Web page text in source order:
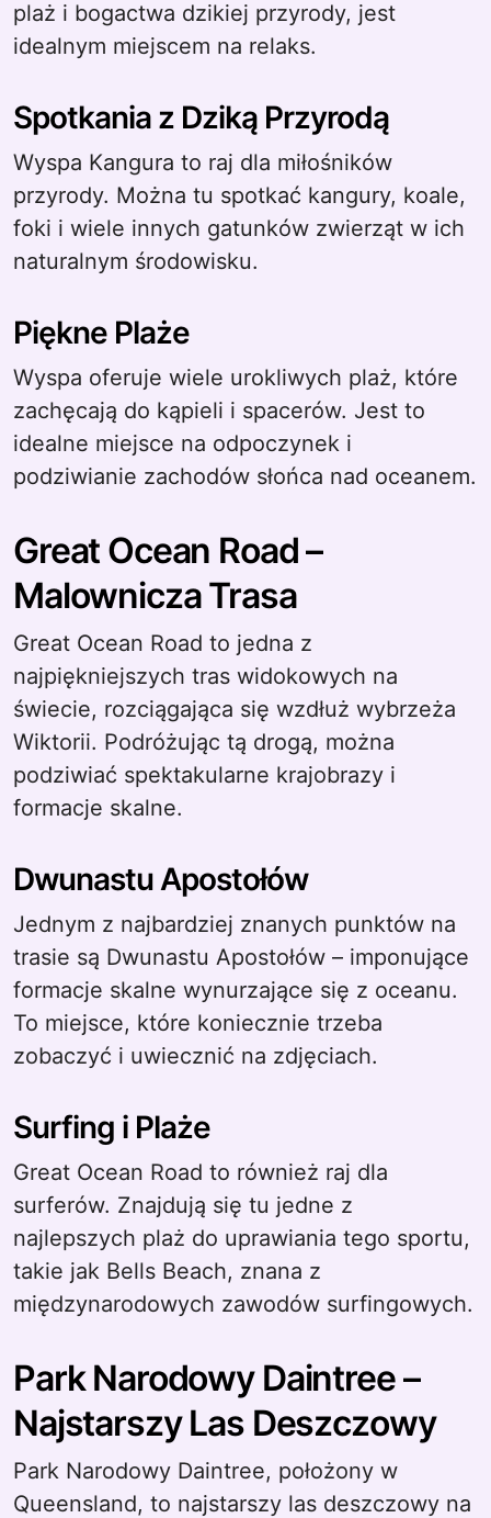
plaż i bogactwa dzikiej przyrody, jest
idealnym miejscem na relaks.
Spotkania z Dziką Przyrodą
Wyspa Kangura to raj dla miłośników
przyrody. Można tu spotkać kangury, koale,
foki i wiele innych gatunków zwierząt w ich
naturalnym środowisku.
Piękne Plaże
Wyspa oferuje wiele urokliwych plaż, które
zachęcają do kąpieli i spacerów. Jest to
idealne miejsce na odpoczynek i
podziwianie zachodów słońca nad oceanem.
Great Ocean Road –
Malownicza Trasa
Great Ocean Road to jedna z
najpiękniejszych tras widokowych na
świecie, rozciągająca się wzdłuż wybrzeża
Wiktorii. Podróżując tą drogą, można
podziwiać spektakularne krajobrazy i
formacje skalne.
Dwunastu Apostołów
Jednym z najbardziej znanych punktów na
trasie są Dwunastu Apostołów – imponujące
formacje skalne wynurzające się z oceanu.
To miejsce, które koniecznie trzeba
zobaczyć i uwiecznić na zdjęciach.
Surfing i Plaże
Great Ocean Road to również raj dla
surferów. Znajdują się tu jedne z
najlepszych plaż do uprawiania tego sportu,
takie jak Bells Beach, znana z
międzynarodowych zawodów surfingowych.
Park Narodowy Daintree –
Najstarszy Las Deszczowy
Park Narodowy Daintree, położony w
Queensland, to najstarszy las deszczowy na